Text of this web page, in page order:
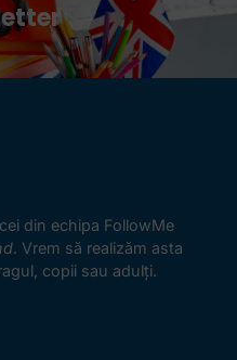
din echipa FollowMe
. Vrem să realizăm asta
copii sau adulţi.